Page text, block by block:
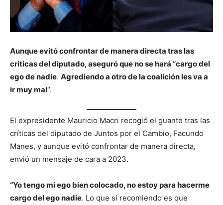
Aunque evitó confrontar de manera directa tras las
críticas del diputado, aseguró que no se hará “cargo del
ego de nadie. Agrediendo a otro de la coalición les va a
ir muy mal“.
El expresidente Mauricio Macri recogió el guante tras las
críticas del diputado de Juntos por el Cambio, Facundo
Manes, y aunque evitó confrontar de manera directa,
envió un mensaje de cara a 2023.
“Yo tengo mi ego bien colocado, no estoy para hacerme
cargo del ego nadie. Lo que sí recomiendo es que